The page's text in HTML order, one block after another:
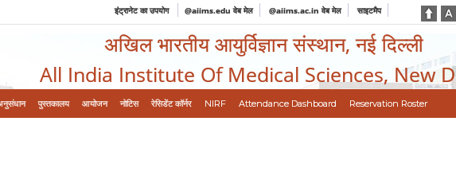
इंट्रानेट का उपयोग @aiims.edu वेब मेल @aiims.ac.in वेब मेल साइटमैप
अखिल भारतीय आयुर्विज्ञान संस्थान, नई दिल्ली
All India Institute Of Medical Sciences, New
पुस्तकालय आयोजन नोटिस रेसिडेंट कॉर्नर NIRF Attendance Dashboard Reservation Roster